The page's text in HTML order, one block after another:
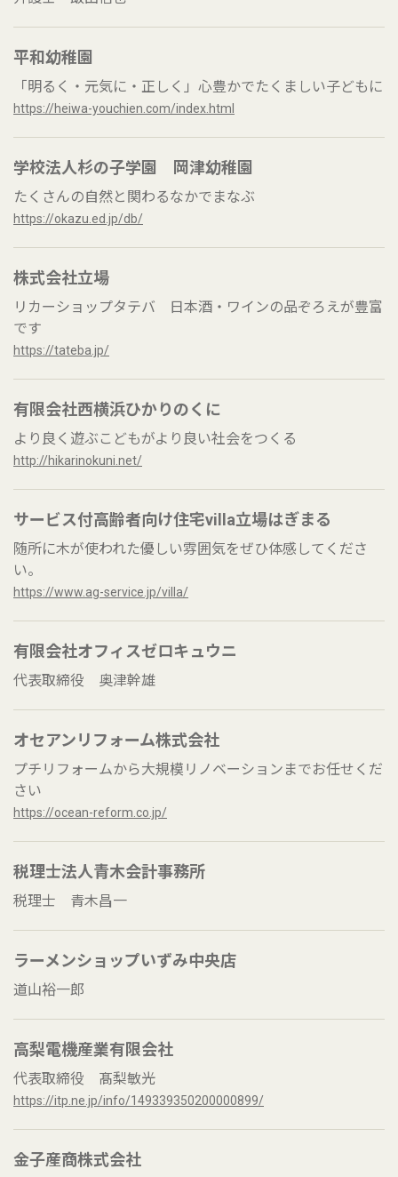
平和幼稚園
「明るく・元気に・正しく」心豊かでたくましい子どもに
https://heiwa-youchien.com/index.html
学校法人杉の子学園 岡津幼稚園
たくさんの自然と関わるなかでまなぶ
https://okazu.ed.jp/db/
株式会社立場
リカーショップタテバ 日本酒・ワインの品ぞろえが豊富
です
https://tateba.jp/
有限会社西横浜ひかりのくに
より良く遊ぶこどもがより良い社会をつくる
http://hikarinokuni.net/
サービス付高齢者向け住宅villa立場はぎまる
随所に木が使われた優しい雰囲気をぜひ体感してくださ
い。
https://www.ag-service.jp/villa/
有限会社オフィスゼロキュウニ
代表取締役 奥津幹雄
オセアンリフォーム株式会社
プチリフォームから大規模リノベーションまでお任せくだ
さい
https://ocean-reform.co.jp/
税理士法人青木会計事務所
税理士 青木昌一
ラーメンショップいずみ中央店
道山裕一郎
高梨電機産業有限会社
代表取締役 髙梨敏光
https://itp.ne.jp/info/149339350200000899/
金子産商株式会社